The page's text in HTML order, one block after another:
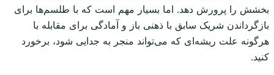
بخشش را پرورش دهد. اما بسیار مهم است که با طلسم‌ها برای
بازگرداندن شریک سابق با ذهنی باز و آمادگی برای مقابله با
هرگونه علت ریشه‌ای که می‌تواند منجر به جدایی شود، برخورد
کنید.